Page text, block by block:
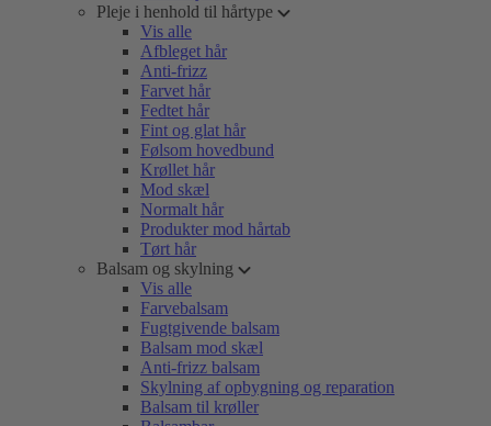
Pleje i henhold til hårtype
Vis alle
Afbleget hår
Anti-frizz
Farvet hår
Fedtet hår
Fint og glat hår
Følsom hovedbund
Krøllet hår
Mod skæl
Normalt hår
Produkter mod hårtab
Tørt hår
Balsam og skylning
Vis alle
Farvebalsam
Fugtgivende balsam
Balsam mod skæl
Anti-frizz balsam
Skylning af opbygning og reparation
Balsam til krøller